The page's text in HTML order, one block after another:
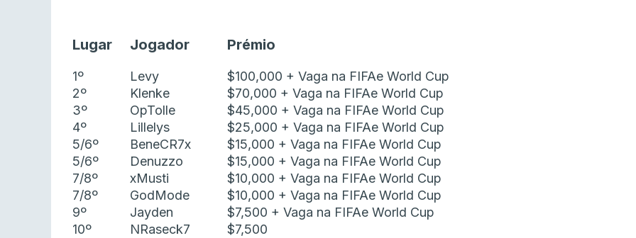
Lugar Jogador Prémio
1º Levy
$100,000 + Vaga na FIFAe World Cup
2º
Klenke
$70,000 + Vaga na FIFAe World Cup
3º
OpTolle
$45,000 + Vaga na FIFAe World Cup
4º
Lillelys
$25,000 + Vaga na FIFAe World Cup
5/6º
BeneCR7x
$15,000 + Vaga na FIFAe World Cup
5/6º
Denuzzo
$15,000 + Vaga na FIFAe World Cup
7/8º
xMusti
$10,000 + Vaga na FIFAe World Cup
7/8º
GodMode
$10,000 + Vaga na FIFAe World Cup
9º
Jayden
$7,500 + Vaga na FIFAe World Cup
10º
NRaseck7
$7,500